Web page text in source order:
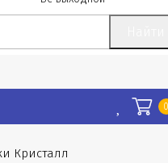
Кристалл